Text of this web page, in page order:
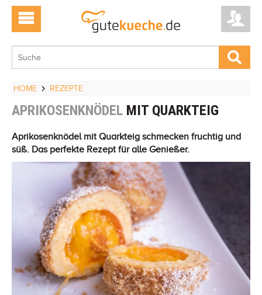
HOME REZEPTE
APRIKOSENKNÖDEL MIT QUARKTEIG
Aprikosenknödel mit Quarkteig schmecken fruchtig und
süß. Das perfekte Rezept für alle Genießer.